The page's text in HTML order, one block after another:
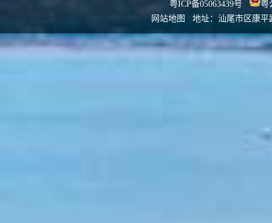
粤ICP备05063439号
粤
网站地图
地址：汕尾市区康平